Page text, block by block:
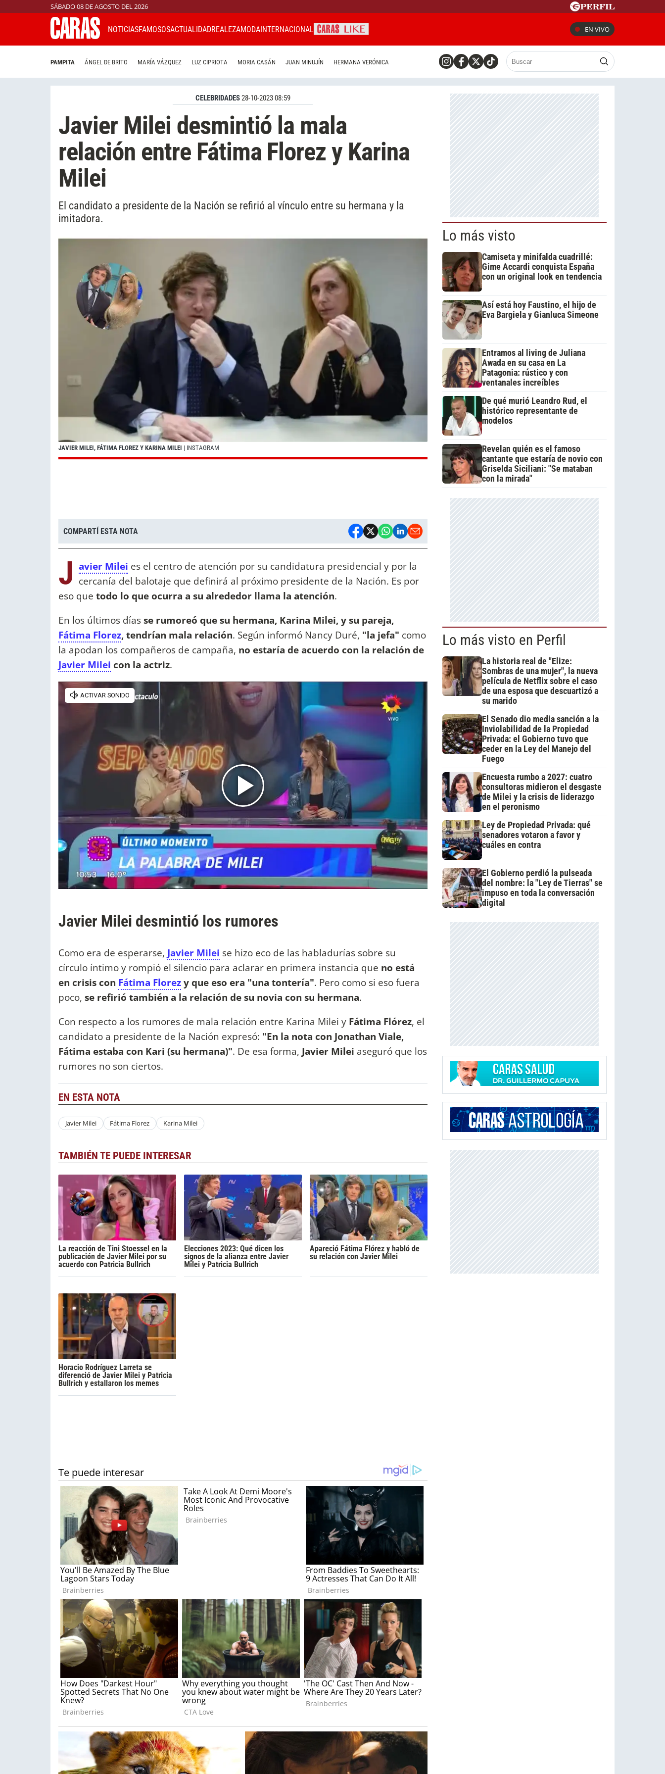
SÁBADO 08 DE AGOSTO DEL 2026
NOTICIASFAMOSOSACTUALIDADREALEZAMODAINTERNACIONAL EN VIVO
PAMPITA ÁNGEL DE BRITO MARÍA VÁZQUEZ LUZ CIPRIOTA MORIA CASÁN JUAN MINUJÍN HERMANA VERÓNICA
CELEBRIDADES28-10-2023 08:59
Javier Milei desmintió la mala
relación entre Fátima Florez y Karina
Milei
El candidato a presidente de la Nación se refirió al vínculo entre su hermana y la
imitadora.
JAVIER MILEI, FÁTIMA FLOREZ Y KARINA MILEI | INSTAGRAM
COMPARTÍ ESTA NOTA
J avier Milei es el centro de atención por su candidatura presidencial y por la
cercanía del balotaje que definirá al próximo presidente de la Nación. Es por
eso que todo lo que ocurra a su alrededor llama la atención.
En los últimos díasse rumoreó que su hermana, Karina Milei, y su pareja,
Fátima Florez, tendrían mala relación. Según informó Nancy Duré, "la jefa" como
la apodan los compañeros de campaña, no estaría de acuerdo con la relación de
Javier Milei con la actriz.
Javier Milei desmintió los rumores
Como era de esperarse, Javier Milei se hizo eco de las habladurías sobre su
círculo íntimo y rompió el silencio para aclarar en primera instancia que no está
en crisis con Fátima Florezy que eso era "una tontería". Pero como si eso fuera
poco, se refirió también a la relación de su novia con su hermana.
Con respecto a los rumores de mala relación entre Karina Milei y Fátima Flórez, el
candidato a presidente de la Nación expresó: "En la nota con Jonathan Viale,
Fátima estaba con Kari (su hermana)". De esa forma, Javier Milei aseguró que los
rumores no son ciertos.
EN ESTA NOTA
Javier Milei Fátima Florez Karina Milei
TAMBIÉN TE PUEDE INTERESAR
La reacción de Tini Stoessel en la
publicación de Javier Milei por su
acuerdo con Patricia Bullrich
Elecciones 2023: Qué dicen los
signos de la alianza entre Javier
Milei y Patricia Bullrich
Apareció Fátima Flórez y habló de
su relación con Javier Milei
Horacio Rodríguez Larreta se
diferenció de Javier Milei y Patricia
Bullrich y estallaron los memes
Lo más visto
Camiseta y minifalda cuadrillé:
Gime Accardi conquista España
con un original look en tendencia
Así está hoy Faustino, el hijo de
Eva Bargiela y Gianluca Simeone
Entramos al living de Juliana
Awada en su casa en La
Patagonia: rústico y con
ventanales increíbles
De qué murió Leandro Rud, el
histórico representante de
modelos
Revelan quién es el famoso
cantante que estaría de novio con
Griselda Siciliani: "Se mataban
con la mirada"
Lo más visto en Perfil
La historia real de "Elize:
Sombras de una mujer", la nueva
película de Netflix sobre el caso
de una esposa que descuartizó a
su marido
El Senado dio media sanción a la
Inviolabilidad de la Propiedad
Privada: el Gobierno tuvo que
ceder en la Ley del Manejo del
Fuego
Encuesta rumbo a 2027: cuatro
consultoras midieron el desgaste
de Milei y la crisis de liderazgo
en el peronismo
Ley de Propiedad Privada: qué
senadores votaron a favor y
cuáles en contra
El Gobierno perdió la pulseada
del nombre: la "Ley de Tierras" se
impuso en toda la conversación
digital